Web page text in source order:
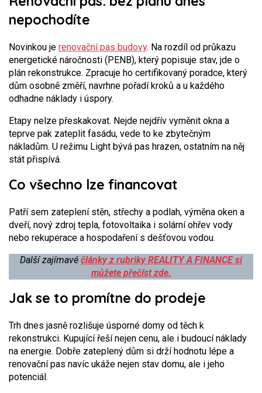
nepochodíte
Novinkou je renovační pas budovy. Na rozdíl od průkazu
energetické náročnosti (PENB), který popisuje stav, jde o
plán rekonstrukce. Zpracuje ho certifikovaný poradce, který
dům osobně změří, navrhne pořadí kroků a u každého
odhadne náklady i úspory.
Etapy nelze přeskakovat. Nejde nejdřív vyměnit okna a
teprve pak zateplit fasádu, vede to ke zbytečným
nákladům. U režimu Light bývá pas hrazen, ostatním na něj
stát přispívá.
Co všechno lze financovat
Patří sem zateplení stěn, střechy a podlah, výměna oken a
dveří, nový zdroj tepla, fotovoltaika i solární ohřev vody
nebo rekuperace a hospodaření s dešťovou vodou.
Další zajímavé články z rubriky REALITY A FINANCE si
můžete přečíst zde.
Jak se to promítne do prodeje
Trh dnes jasně rozlišuje úsporné domy od těch k
rekonstrukci. Kupující řeší nejen cenu, ale i budoucí náklady
na energie. Dobře zateplený dům si drží hodnotu lépe a
renovační pas navíc ukáže nejen stav domu, ale i jeho
potenciál.